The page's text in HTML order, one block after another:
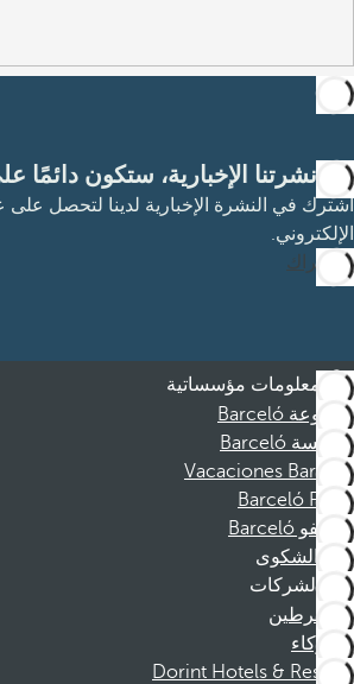
مع نشرتنا الإخبارية، ستكون
اشترك في النشرة الإخبارية لدينا لتحصل
الإلكتروني.
الاشتراك
معلومات مؤسساتية
مجموعة Barceló
مؤسسة Barceló
Vacaciones Barceló
Barceló Films
موظفو Barceló
قناة الشكوى
الشركات
المنخرطين
الشركاء
Dorint Hotels & Resorts